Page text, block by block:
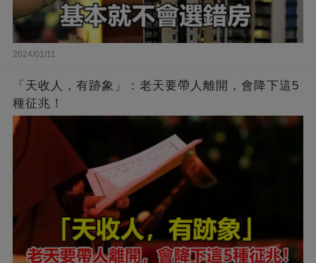
2024/01/11
「天收人，有跡象」：老天要帶人離開，會降下這5
種征兆！